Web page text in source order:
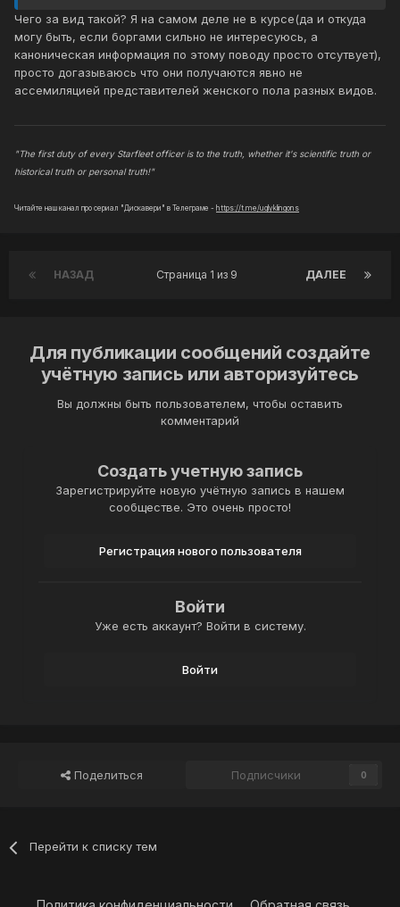
Чего за вид такой? Я на самом деле не в курсе(да и откуда
могу быть, если боргами сильно не интересуюсь, а
каноническая информация по этому поводу просто отсутвует),
просто догазываюсь что они получаются явно не
ассемиляцией представителей женского пола разных видов.
"The first duty of every Starfleet officer is to the truth, whether it's scientific truth or
historical truth or personal truth!"
Читайте наш канал про сериал "Дискавери" в Телеграме - https://t.me/uglyklingons
НАЗАД ДАЛЕЕ
Страница 1 из 9
Для публикации сообщений создайте
учётную запись или авторизуйтесь
Вы должны быть пользователем, чтобы оставить
комментарий
Создать учетную запись
Зарегистрируйте новую учётную запись в нашем
сообществе. Это очень просто!
Регистрация нового пользователя
Войти
Уже есть аккаунт? Войти в систему.
Войти
Поделиться Подписчики 0
Перейти к списку тем